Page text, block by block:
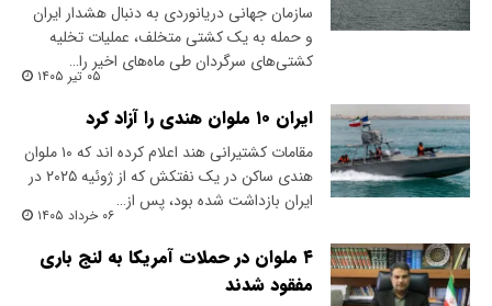
سازمان جهانی دریانوردی به دنبال هشدار ایران
و حمله به یک کشتی متخلف، عملیات تخلیه
کشتی‌های سرگردان طی ماه‌های اخیر را…
۰۵ تیر ۱۴۰۵
ایران ۱۰ ملوان هندی را آزاد کرد
مقامات کشتیرانی هند اعلام کرده اند که ۱۰ ملوان
هندی ساکن در یک نفتکش که از ژوئیه ۲۰۲۵ در
ایران بازداشت شده بود، پس از…
۰۶ خرداد ۱۴۰۵
۴ ملوان در حملات آمریکا به لنج باری
مفقود شدند